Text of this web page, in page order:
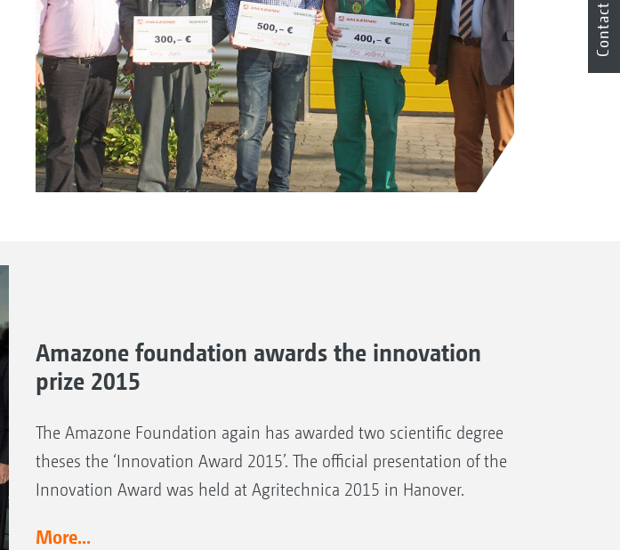
Amazone foundation awards the innovation
prize 2015
The Amazone Foundation again has awarded two scientific degree
theses the ‘Innovation Award 2015’. The official presentation of the
Innovation Award was held at Agritechnica 2015 in Hanover.
More...
Contact